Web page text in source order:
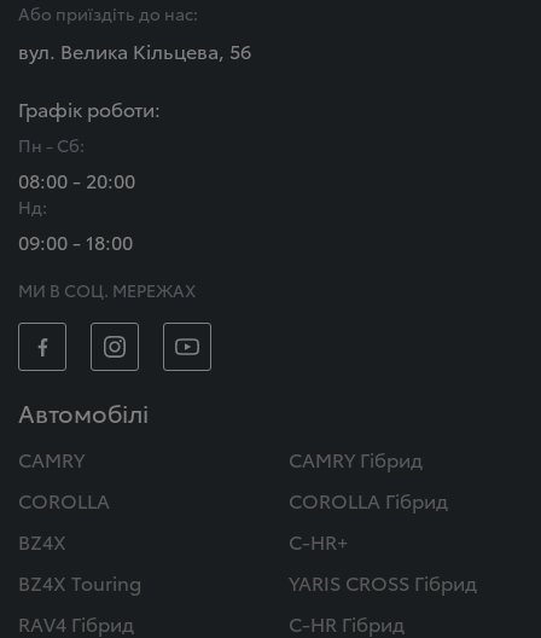
Або приїздіть до нас:
вул. Велика Кільцева, 56
Графік роботи:
Пн - Сб:
08:00 - 20:00
Нд:
09:00 - 18:00
МИ В СОЦ. МЕРЕЖАХ
Автомобілі
CAMRY
CAMRY Гібрид
COROLLA
COROLLA Гібрид
BZ4X
C-HR+
BZ4X Touring
YARIS CROSS Гібрид
RAV4 Гібрид
C-HR Гібрид